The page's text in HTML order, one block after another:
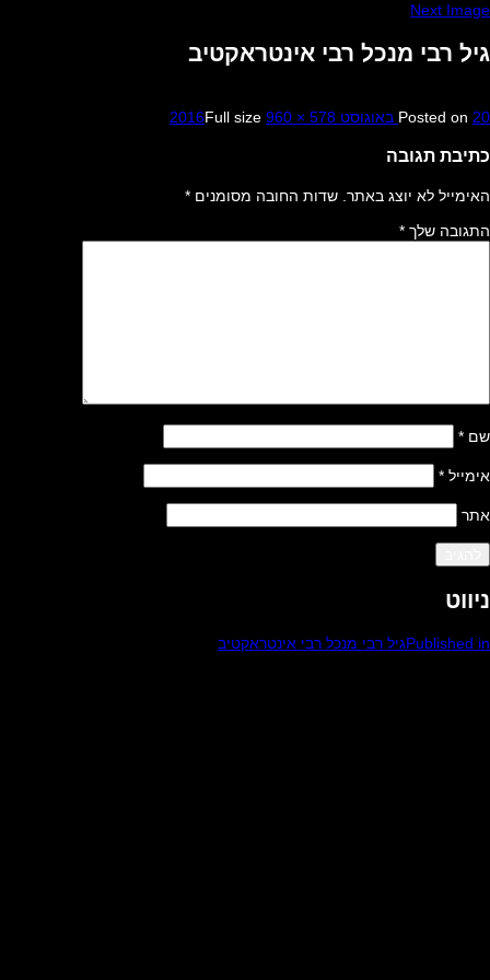
Next Image
גיל רבי מנכל רבי אינטראקטיב
Posted on 20 באוגוסט 2016 Full size 960 × 578
כתיבת תגובה
האימייל לא יוצג באתר. שדות החובה מסומנים *
התגובה שלך *
שם *
אימייל *
אתר
ניווט
Published inגיל רבי מנכל רבי אינטראקטיב